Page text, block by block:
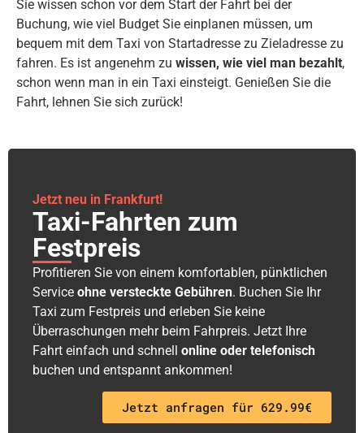
Sie wissen schon vor dem Start der Fahrt bei der
Buchung, wie viel Budget Sie einplanen müssen, um
bequem mit dem Taxi von Startadresse zu Zieladresse zu
fahren. Es ist angenehm zu wissen, wie viel man bezahlt,
schon wenn man in ein Taxi einsteigt. Genießen Sie die
Fahrt, lehnen Sie sich zurück!
Jetzt neu in Frankfurt!
Taxi-Fahrten zum
Festpreis
Profitieren Sie von einem komfortablen, pünktlichen
Service ohne versteckte Gebühren. Buchen Sie Ihr
Taxi zum Festpreis und erleben Sie keine
Überraschungen mehr beim Fahrpreis. Jetzt Ihre
Fahrt einfach und schnell online oder telefonisch
buchen und entspannt ankommen!
Jetzt anfragen für 629.99€